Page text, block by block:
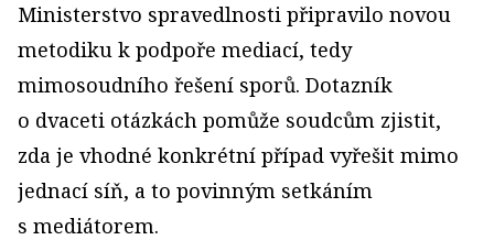
Ministerstvo spravedlnosti připravilo novou
metodiku k podpoře mediací, tedy
mimosoudního řešení sporů. Dotazník
o dvaceti otázkách pomůže soudcům zjistit,
zda je vhodné konkrétní případ vyřešit mimo
jednací síň, a to povinným setkáním
s mediátorem.